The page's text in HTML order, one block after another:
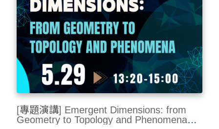
[專題演講] Emergent Dimensions: from
Geometry to Topology and Phenomena